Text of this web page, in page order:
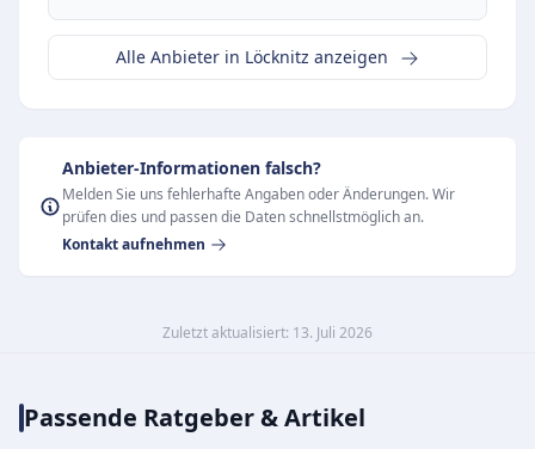
Alle Anbieter in Löcknitz anzeigen
Anbieter-Informationen falsch?
Melden Sie uns fehlerhafte Angaben oder Änderungen. Wir
prüfen dies und passen die Daten schnellstmöglich an.
Kontakt aufnehmen
Zuletzt aktualisiert: 13. Juli 2026
Passende Ratgeber & Artikel